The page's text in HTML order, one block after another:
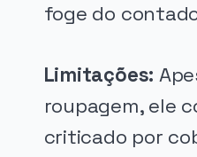
foge do
Limitações:
roupagem, ele
criticado por